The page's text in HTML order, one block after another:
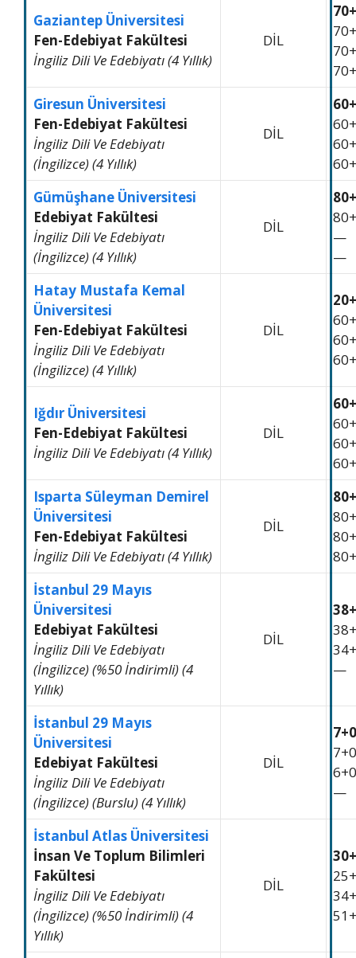
Gaziantep Üniversitesi
Fen-Edebiyat Fakültesi
İngiliz Dili Ve Edebiyatı (4 Yıllık)
DİL
Giresun Üniversitesi
Fen-Edebiyat Fakültesi
İngiliz Dili Ve Edebiyatı
(İngilizce) (4 Yıllık)
DİL
Gümüşhane Üniversitesi
Edebiyat Fakültesi
İngiliz Dili Ve Edebiyatı
(İngilizce) (4 Yıllık)
DİL
—
—
Hatay Mustafa Kemal
Üniversitesi
Fen-Edebiyat Fakültesi
İngiliz Dili Ve Edebiyatı
(İngilizce) (4 Yıllık)
DİL
Iğdır Üniversitesi
Fen-Edebiyat Fakültesi
İngiliz Dili Ve Edebiyatı (4 Yıllık)
DİL
Isparta Süleyman Demirel
Üniversitesi
Fen-Edebiyat Fakültesi
İngiliz Dili Ve Edebiyatı (4 Yıllık)
DİL
İstanbul 29 Mayıs
Üniversitesi
Edebiyat Fakültesi
İngiliz Dili Ve Edebiyatı
(İngilizce) (%50 İndirimli) (4
Yıllık)
DİL
—
İstanbul 29 Mayıs
Üniversitesi
Edebiyat Fakültesi
İngiliz Dili Ve Edebiyatı
(İngilizce) (Burslu) (4 Yıllık)
DİL
7+0
6+0
—
İstanbul Atlas Üniversitesi
İnsan Ve Toplum Bilimleri
Fakültesi
İngiliz Dili Ve Edebiyatı
(İngilizce) (%50 İndirimli) (4
Yıllık)
DİL